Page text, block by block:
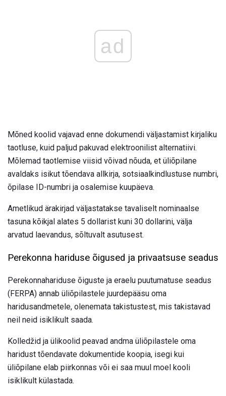
ad
Mõned koolid vajavad enne dokumendi väljastamist kirjaliku
taotluse, kuid paljud pakuvad elektroonilist alternatiivi.
Mõlemad taotlemise viisid võivad nõuda, et üliõpilane
avaldaks isikut tõendava allkirja, sotsiaalkindlustuse numbri,
õpilase ID-numbri ja osalemise kuupäeva.
Ametlikud ärakirjad väljastatakse tavaliselt nominaalse
tasuna kõikjal alates 5 dollarist kuni 30 dollarini, välja
arvatud laevandus, sõltuvalt asutusest.
Perekonna hariduse õigused ja privaatsuse seadus
Perekonnahariduse õiguste ja eraelu puutumatuse seadus
(FERPA) annab üliõpilastele juurdepääsu oma
haridusandmetele, olenemata takistustest, mis takistavad
neil neid isiklikult saada.
Kolledžid ja ülikoolid peavad andma üliõpilastele oma
haridust tõendavate dokumentide koopia, isegi kui
üliõpilane elab piirkonnas või ei saa muul moel kooli
isiklikult külastada.